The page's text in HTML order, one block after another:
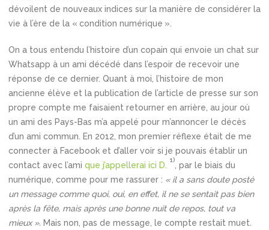
dévoilent de nouveaux indices sur la manière de considérer la
vie à l’ère de la « condition numérique ».
On a tous entendu l’histoire d’un copain qui envoie un chat sur
Whatsapp à un ami décédé dans l’espoir de recevoir une
réponse de ce dernier. Quant à moi, l’histoire de mon
ancienne élève et la publication de l’article de presse sur son
propre compte me faisaient retourner en arrière, au jour où
un ami des Pays-Bas m’a appelé pour m’annoncer le décès
d’un ami commun. En 2012, mon premier réflexe était de me
connecter à Facebook et d’aller voir si je pouvais établir un
contact avec l’ami que j’appellerai ici D.
1)
, par le biais du
numérique, comme pour me rassurer : « il a sans doute posté
un message comme quoi, oui, en effet, il ne se sentait pas bien
après la fête, mais après une bonne nuit de repos, tout va
mieux ». Mais non, pas de message, le compte restait muet.